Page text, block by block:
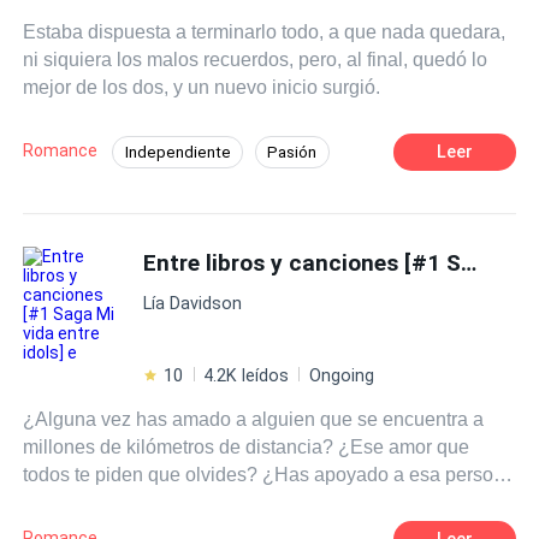
para ellos en este momento no es que se descubra su
mentira; sino la horrible y inequívoca verdad: están
enamorándose de la única persona a quien les dijeron
el odio. Un amor construido sobre secretos.
Estaba dispuesta a terminarlo todo, a que nada quedara,
ni siquiera los malos recuerdos, pero, al final, quedó lo
mejor de los dos, y un nuevo inicio surgió.
Romance Independiente Pasión
Acción
Leer
Entre libros y canciones [#1 Saga Mi vida entre idols] e
Lía Davidson
10 4.2K leídos Ongoing
¿Alguna vez has amado a alguien que se encuentra a
millones de kilómetros de distancia? ¿Ese amor que
todos te piden que olvides? ¿Has apoyado a esa persona
a alguien imposible? Pues te diré algo, esa es la rutina